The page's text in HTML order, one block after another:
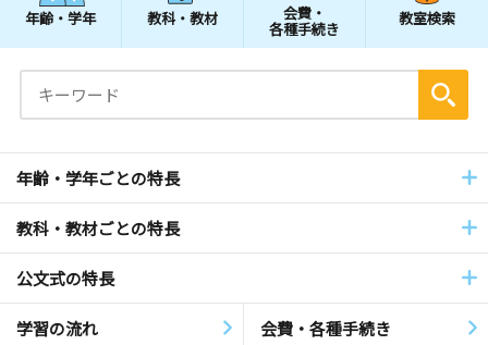
年齢・学年 教科・教材 会費・
各種手続き
教室検索
年齢・学年ごとの特長
教科・教材ごとの特長
公文式の特長
学習の流れ 会費・各種手続き